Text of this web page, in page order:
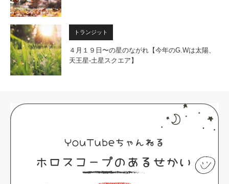
トランジット
４月１９日〜の星のながれ【今年のG.Wは太陽、
天王星-土星スクエア】